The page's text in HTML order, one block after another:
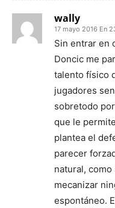
wally
17 mayo 2016 En
Sin entrar en
Doncic me
talento físico
jugadores
sobretodo
que le
plantea el
parecer
natural,
mecanizar
espontáneo.